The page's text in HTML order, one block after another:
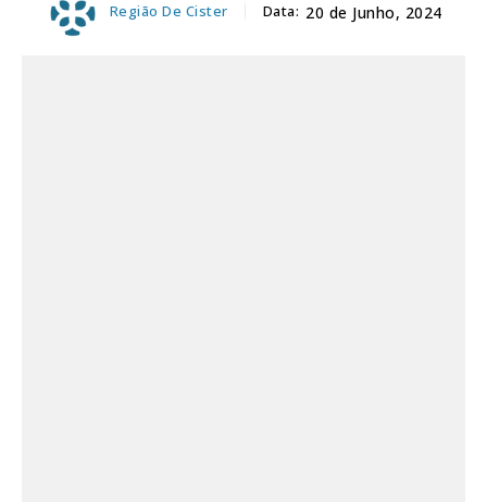
Região De Cister Data: 20 de Junho, 2024